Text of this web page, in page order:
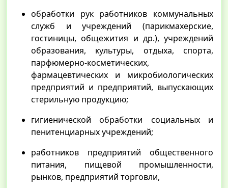
обработки рук работников коммунальных
служб и учреждений (парикмахерские,
гостиницы, общежития и др.), учреждений
образования, культуры, отдыха, спорта,
парфюмерно-косметических,
фармацевтических и микробиологических
предприятий и предприятий, выпускающих
стерильную продукцию;
гигиенической обработки социальных и
пенитенциарных учреждений;
работников предприятий общественного
питания, пищевой промышленности,
рынков, предприятий торговли,